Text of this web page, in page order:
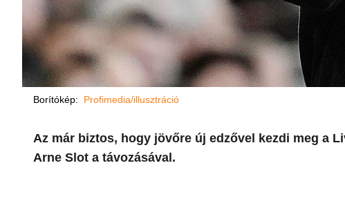
Borítókép: Profimedia/illusztráció
Az már biztos, hogy jövőre új edzővel kezdi meg a
Arne Slot a távozásával.